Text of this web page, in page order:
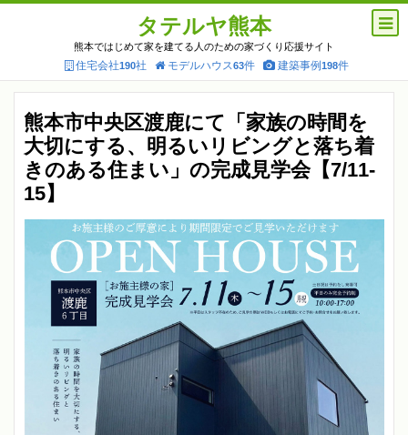
タテルヤ熊本
熊本ではじめて家を建てる人のための家づくり応援サイト
住宅会社190社 モデルハウス63件 建築事例198件
熊本市中央区渡鹿にて「家族の時間を
大切にする、明るいリビングと落ち着
きのある住まい」の完成見学会【7/11-
15】